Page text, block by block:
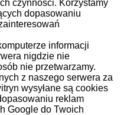
czynności. Korzystamy
dopasowaniu
informacji
nigdzie nie
nie przetwarzamy.
z naszego serwera za
wysyłane są cookies
reklam
Google do Twoich